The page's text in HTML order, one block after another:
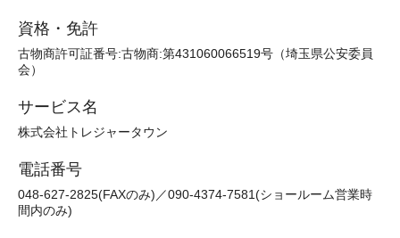
資格・免許
古物商許可証番号:古物商:第431060066519号（埼玉県公安委員
会）
サービス名
株式会社トレジャータウン
電話番号
048-627-2825(FAXのみ)／090-4374-7581(ショールーム営業時
間内のみ)